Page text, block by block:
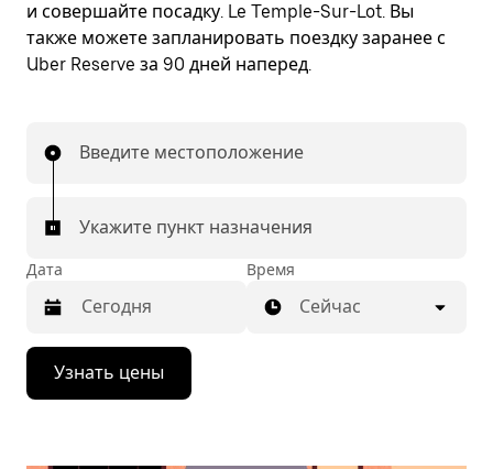
и совершайте посадку. Le Temple-Sur-Lot. Вы
также можете запланировать поездку заранее с
Uber Reserve за 90 дней наперед.
Введите местоположение
Укажите пункт назначения
Дата
Нажмите
стрелку
вниз,
Время
Сейчас
Узнать цены